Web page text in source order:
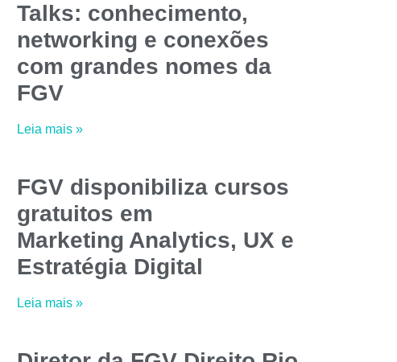
Talks: conhecimento,
networking e conexões
com grandes nomes da
FGV
Leia mais »
FGV disponibiliza cursos
gratuitos em
Marketing Analytics, UX e
Estratégia Digital
Leia mais »